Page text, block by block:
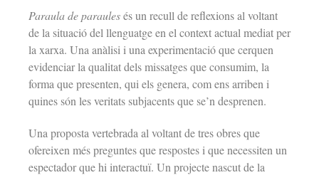
Paraula de paraulesés un recull de reflexions al voltant
de la situació del llenguatge en el context actual mediat per
la xarxa. Una anàlisi i una experimentació que cerquen
evidenciar la qualitat dels missatges que consumim, la
forma que presenten, qui els genera, com ens arriben i
quines són les veritats subjacents que se’n desprenen.
Una proposta vertebrada al voltant de tres obres que
ofereixen més preguntes que respostes i que necessiten un
espectador que hi interactuï. Un projecte nascut de la